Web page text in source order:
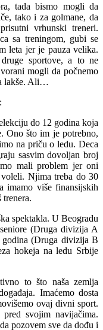
tada bismo mogli da
tako i za golmane, da
vrhunski treneri.
sa treningom, gubi se
leta jer je pauza velika.
sportove, a to ne
mogli da počnemo
lakše. Ali…
do 12 godina koja
Ono što im je potrebno,
na priču o ledu. Deca
sasvim dovoljan broj
mali problem jer oni
Njima treba do 30
imamo više finansijskih
trenera.
spektakla. U Beogradu
(Druga divizija A
godina (Druga divizija B
hokeja na ledu Srbije
to što naša zemlja
Imaćemo dosta
ovaj divni sport.
svojim navijačima.
pozovem sve da dođu i